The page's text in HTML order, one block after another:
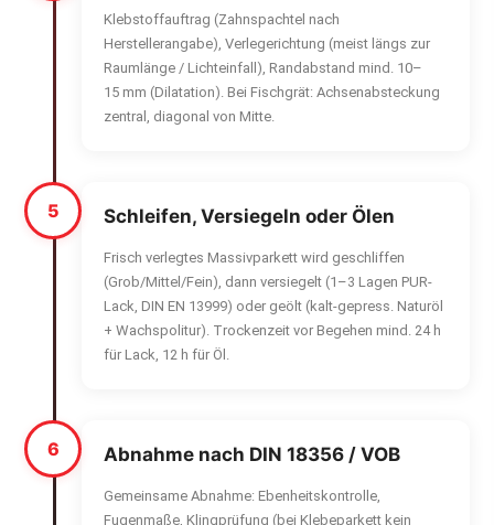
Klebstoffauftrag (Zahnspachtel nach
Herstellerangabe), Verlegerichtung (meist längs zur
Raumlänge / Lichteinfall), Randabstand mind. 10–
15 mm (Dilatation). Bei Fischgrät: Achsenabsteckung
zentral, diagonal von Mitte.
5 Schleifen, Versiegeln oder Ölen
Frisch verlegtes Massivparkett wird geschliffen
(Grob/Mittel/Fein), dann versiegelt (1–3 Lagen PUR-
Lack, DIN EN 13999) oder geölt (kalt-gepress. Naturöl
+ Wachspolitur). Trockenzeit vor Begehen mind. 24 h
für Lack, 12 h für Öl.
6 Abnahme nach DIN 18356 / VOB
Gemeinsame Abnahme: Ebenheitskontrolle,
Fugenmaße, Klingprüfung (bei Klebeparkett kein